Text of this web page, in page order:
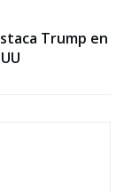
Trump en